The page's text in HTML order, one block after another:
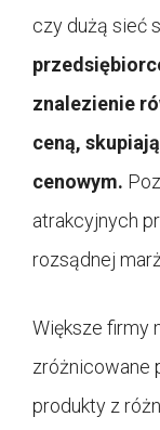
czy dużą sieć
znalezienie
ceną,
cenowym.
atrakcyjnych
rozsądnej
Większe firmy
zróżnicowane
produkty z